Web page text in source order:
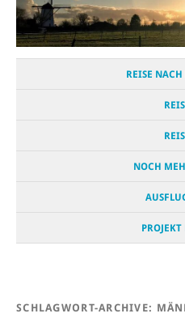
REISE
NOCH
SCHLAGWORT-ARCHIVE: